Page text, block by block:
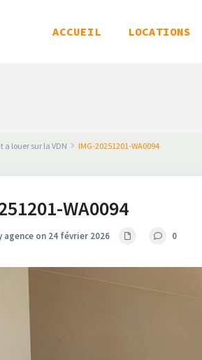
ACCUEIL LOCATIONS
a louer sur la VDN IMG-20251201-WA0094
WA0094
agence on 24 février 2026 0